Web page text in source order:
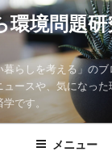
環境問題
暮らしを考える」の
ースや、気になった
です。
メニュー